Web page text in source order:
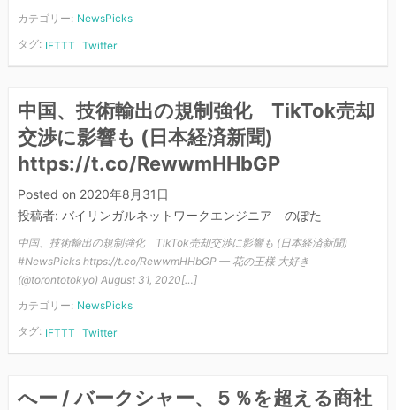
カテゴリー: NewsPicks
タグ: IFTTT Twitter
中国、技術輸出の規制強化 TikTok売却
交渉に影響も (日本経済新聞)
https://t.co/RewwmHHbGP
Posted on 2020年8月31日
投稿者: バイリンガルネットワークエンジニア のぽた
中国、技術輸出の規制強化 TikTok売却交渉に影響も (日本経済新聞)
#NewsPicks https://t.co/RewwmHHbGP — 花の王様 大好き
(@torontotokyo) August 31, 2020[…]
カテゴリー: NewsPicks
タグ: IFTTT Twitter
へー / バークシャー、５％を超える商社